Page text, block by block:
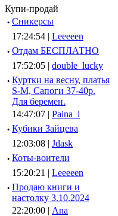
Купи-продай
· Сникерсы
17:24:54 | Leeeeen
· Отдам БЕСПЛАТНО
17:52:05 | double_lucky
· Куртки на весну, платья
S-M, Сапоги 37-40р.
Для беремен.
14:47:07 | Paina_l
· Кубики Зайцева
12:03:08 | Jdask
· Коты-воители
15:20:21 | Leeeeen
· Продаю книги и
настолку 3.10.2024
22:20:00 | Ana